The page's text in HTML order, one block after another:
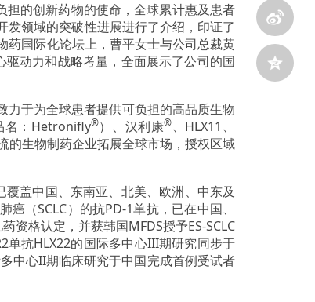
的创新药物的使命，全球累计惠及患者
领域的突破性进展进行了介绍，印证了
国际化论坛上，曹平女士与公司总裁黄
动力和战略考量，全面展示了公司的国
于为全球患者提供可负担的高品质生物
名：Hetronifly®）、汉利康®、HLX11、
生物制药企业拓展全球市场，授权区域
盖中国、东南亚、北美、欧洲、中东及
（SCLC）的抗PD-1单抗，已在中国、
资格认定，并获韩国MFDS授予ES-SCLC
单抗HLX22的国际多中心III期研究同步于
中心II期临床研究于中国完成首例受试者